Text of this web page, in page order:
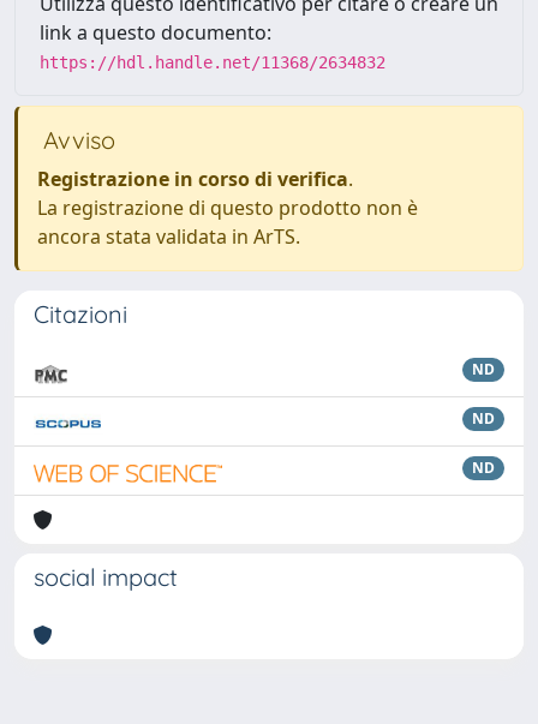
link a questo documento:
https://hdl.handle.net/11368/2634832
Avviso
Registrazione in corso di verifica.
La registrazione di questo prodotto non è
ancora stata validata in ArTS.
Citazioni
ND
ND
ND
social impact